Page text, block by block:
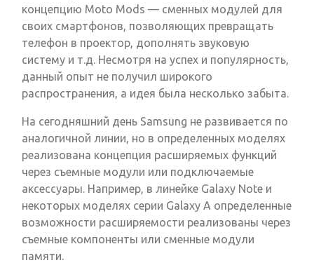
концепцию Moto Mods — сменных модулей для
своих смартфонов, позволяющих превращать
телефон в проектор, дополнять звуковую
систему и т.д. Несмотря на успех и популярность,
данный опыт не получил широкого
распространения, а идея была несколько забыта.
На сегодняшний день Samsung не развивается по
аналогичной линии, но в определенных моделях
реализована концепция расширяемых функций
через съемные модули или подключаемые
аксессуары. Например, в линейке Galaxy Note и
некоторых моделях серии Galaxy A определенные
возможности расширяемости реализованы через
съемные компоненты или сменные модули
памяти.